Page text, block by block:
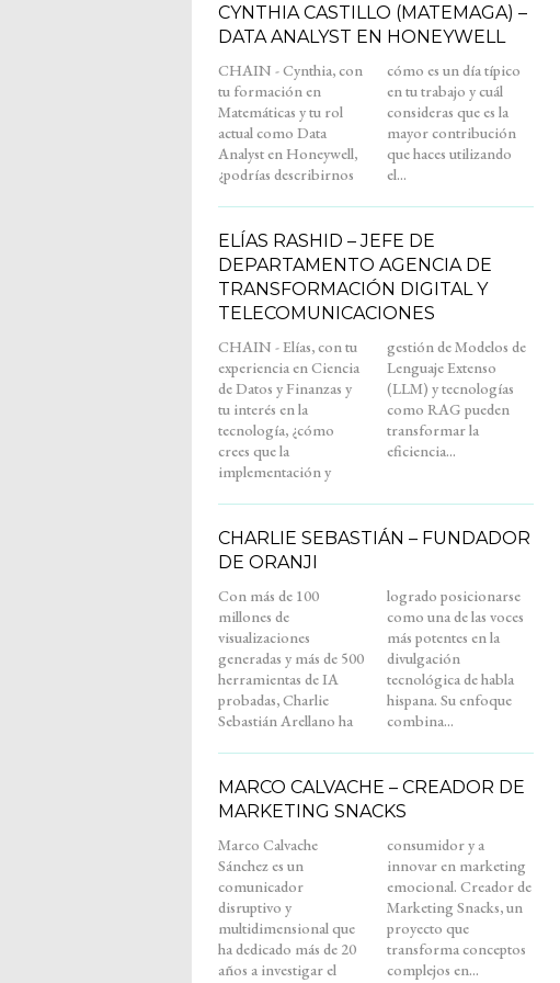
CYNTHIA CASTILLO (MATEMAGA) –
DATA ANALYST EN HONEYWELL
CHAIN - Cynthia, con
tu formación en
Matemáticas y tu rol
actual como Data
Analyst en Honeywell,
¿podrías describirnos
cómo es un día típico
en tu trabajo y cuál
consideras que es la
mayor contribución
que haces utilizando
el...
ELÍAS RASHID – JEFE DE
DEPARTAMENTO AGENCIA DE
TRANSFORMACIÓN DIGITAL Y
TELECOMUNICACIONES
CHAIN - Elías, con tu
experiencia en Ciencia
de Datos y Finanzas y
tu interés en la
tecnología, ¿cómo
crees que la
implementación y
gestión de Modelos de
Lenguaje Extenso
(LLM) y tecnologías
como RAG pueden
transformar la
eficiencia...
CHARLIE SEBASTIÁN – FUNDADOR
DE ORANJI
Con más de 100
millones de
visualizaciones
generadas y más de 500
herramientas de IA
probadas, Charlie
Sebastián Arellano ha
logrado posicionarse
como una de las voces
más potentes en la
divulgación
tecnológica de habla
hispana. Su enfoque
combina...
MARCO CALVACHE – CREADOR DE
MARKETING SNACKS
Marco Calvache
Sánchez es un
comunicador
disruptivo y
multidimensional que
ha dedicado más de 20
años a investigar el
consumidor y a
innovar en marketing
emocional. Creador de
Marketing Snacks, un
proyecto que
transforma conceptos
complejos en...